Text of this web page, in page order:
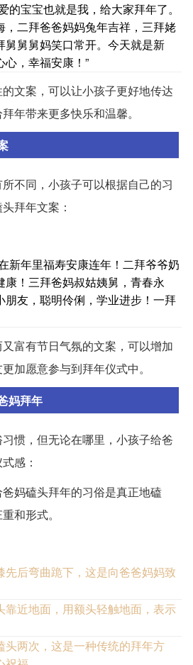
的宝宝也就是我，给大家拜年了。
，二拜爸爸妈妈兔年吉祥，三拜姥
舅舅舅妈笑口常开。今天就是新
，幸福安康！”
文案，可以让小孩子更好地传达
年带来更多快乐和温馨。
不同，小孩子可以根据自己的习
拜年文案：
新年里福寿安康连年！二拜爷爷奶
！三拜爸妈叔姑姨舅，青春永
朋友，聪明伶俐，学业进步！一拜
富有节日气氛的文案，可以增加
加愿意参与到拜年仪式中。
妈拜年
惯，但无论在哪里，小孩子给爸
感：
妈磕头拜年的习俗是真正地磕
和形式。
先后弯曲跪下，这是向爸爸妈妈致
靠近地面，用额头轻触地面，表示
头两次，这是一种传统的拜年方